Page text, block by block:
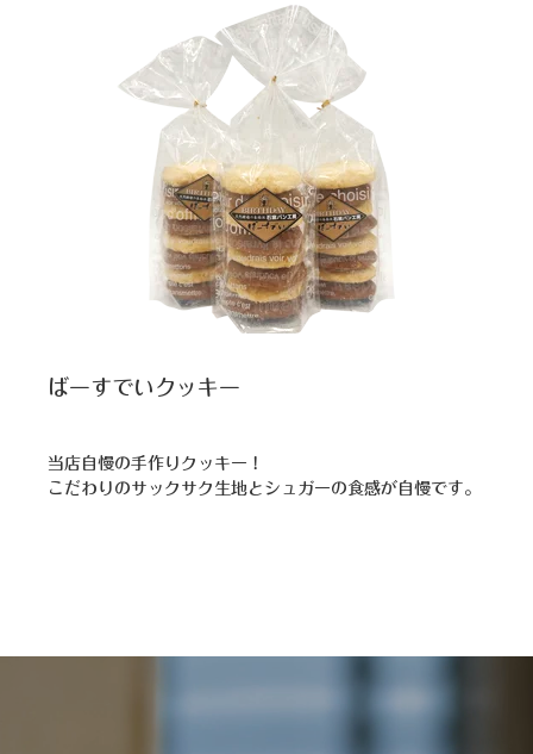
ばーすでいクッキー
当店自慢の手作りクッキー！
こだわりのサックサク生地とシュガーの食感が自慢です。